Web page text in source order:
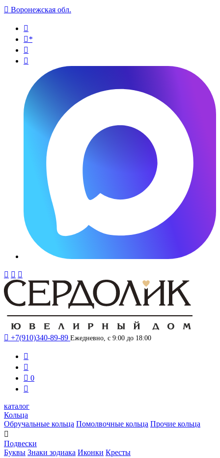
 Воронежская обл.

*


  
 +7(910)340-89-89 Ежедневно, с 9:00 до 18:00


 0

каталог
Кольца
Обручальные кольца Помолвочные кольца Прочие кольца

Подвески
Буквы Знаки зодиака Иконки Кресты